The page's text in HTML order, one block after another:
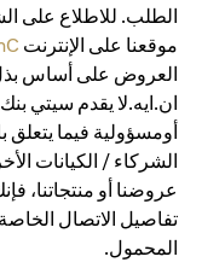
الطلب. للاطلاع على
موقعنا على الإنترنت
العروض على أساس بذل
ان.ايه.لا يقدم سيتي
أومسؤولية فيما
الشركاء / الكيانات
عروضنا أو منتجاتنا،
تفاصيل الاتصال
المحمول.